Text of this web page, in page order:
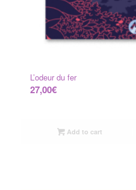
L’odeur du fer
27,00€
Add to cart